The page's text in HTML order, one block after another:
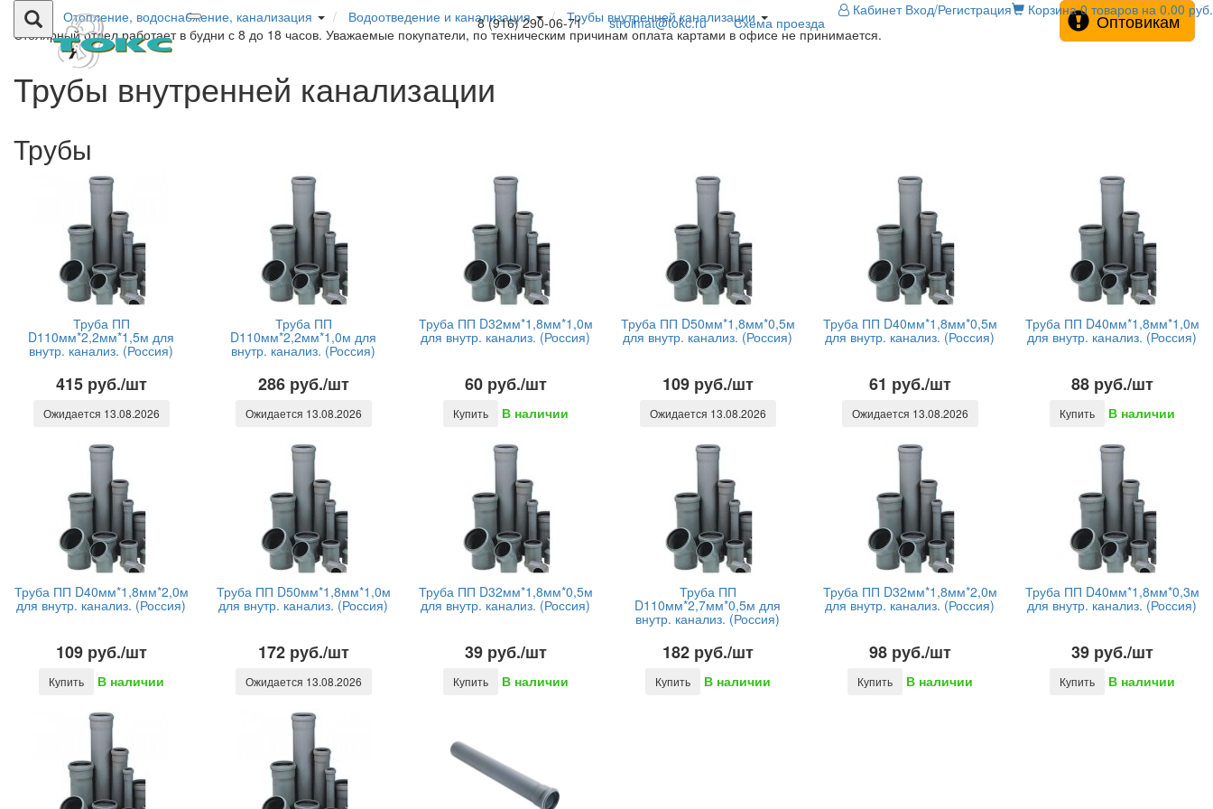
8 (916) 290-06-71 stroimat@tokc.ru Схема проезда
Кабинет Вход/Регистрация Корзина 0 товаров на 0.00 руб.
Отопление, водоснабжение, канализация Водоотведение и канализация
Трубы внутренней канализации
Столярный отдел работает в будни с 8 до 18 часов. Уважаемые покупатели, по техническим причинам оплата картами в офисе не принимается.
Оптовикам
Трубы внутренней канализации
Трубы
Труба ПП
D110мм*2,2мм*1,5м для
внутр. канализ. (Россия)
415 руб./шт
Ожидается 13.08.2026
Труба ПП
D110мм*2,2мм*1,0м для
внутр. канализ. (Россия)
286 руб./шт
Ожидается 13.08.2026
Труба ПП D32мм*1,8мм*1,0м
для внутр. канализ. (Россия)
60 руб./шт
Купить В наличии
Труба ПП D50мм*1,8мм*0,5м
для внутр. канализ. (Россия)
109 руб./шт
Ожидается 13.08.2026
Труба ПП D40мм*1,8мм*0,5м
для внутр. канализ. (Россия)
61 руб./шт
Ожидается 13.08.2026
Труба ПП D40мм*1,8мм*1,0м
для внутр. канализ. (Россия)
88 руб./шт
Купить В наличии
Труба ПП D40мм*1,8мм*2,0м
для внутр. канализ. (Россия)
109 руб./шт
Купить В наличии
Труба ПП D50мм*1,8мм*1,0м
для внутр. канализ. (Россия)
172 руб./шт
Ожидается 13.08.2026
Труба ПП D32мм*1,8мм*0,5м
для внутр. канализ. (Россия)
39 руб./шт
Купить В наличии
Труба ПП
D110мм*2,7мм*0,5м для
внутр. канализ. (Россия)
182 руб./шт
Купить В наличии
Труба ПП D32мм*1,8мм*2,0м
для внутр. канализ. (Россия)
98 руб./шт
Купить В наличии
Труба ПП D40мм*1,8мм*0,3м
для внутр. канализ. (Россия)
39 руб./шт
Купить В наличии